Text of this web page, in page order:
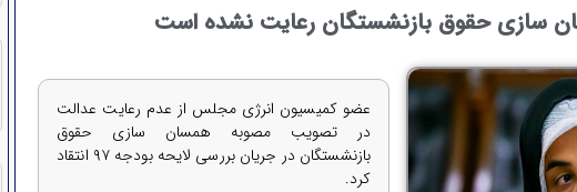
سازی حقوق بازنشستگان رعایت نشده است
عضو کمیسیون انرژی مجلس از عدم رعایت عدالت
در تصویب مصوبه همسان سازی حقوق
بازنشستگان در جریان بررسی لایحه بودجه ۹۷ انتقاد
کرد.